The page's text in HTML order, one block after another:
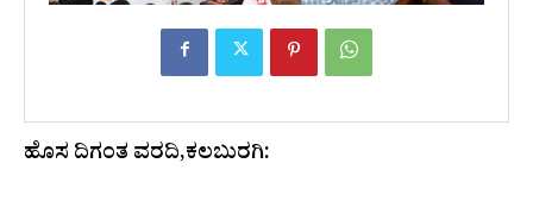
ಹೊಸ ದಿಗಂತ ವರದಿ,ಕಲಬುರಗಿ: